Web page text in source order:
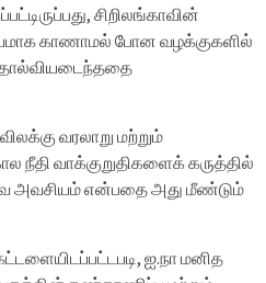
சிறிலங்காவின்
காணாமல் போன வழக்குகளில்
வரலாறு மற்றும்
நீதி வாக்குறுதிகளைக் கருத்தில்
அவசியம் என்பதை அது மீண்டும்
ஐ.நா மனித